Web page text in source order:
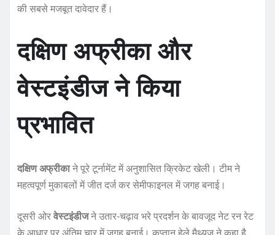
की सबसे मजबूत दावेदार हैं।
दक्षिण अफ्रीका और
वेस्टइंडीज ने किया
प्रभावित
दक्षिण अफ्रीकाने पूरे टूर्नामेंट में अनुशासित क्रिकेट खेली। टीम ने
महत्वपूर्ण मुकाबलों में जीत दर्ज कर सेमीफाइनल में जगह बनाई।
दूसरी ओरवेस्टइंडीजने उतार-चढ़ाव भरे प्रदर्शन के बावजूद नेट रन रेट